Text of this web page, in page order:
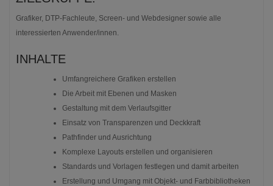
Grafiker, DTP-Fachleute, Screen- und Webdesigner sowie alle
interessierten Anwender/innen.
INHALTE
Umfangreichere Grafiken erstellen
Die Arbeit mit Ebenen und Masken
Gestaltung mit dem Verlaufsgitter
Einsatz von Transparenzen und Deckkraft
Pathfinder und Ausrichtung
Komplexe Layouts erstellen und organisieren
Standards und Vorlagen festlegen und damit arbeiten
Erstellung und Umgang mit Objekt- und Farbbibliotheken